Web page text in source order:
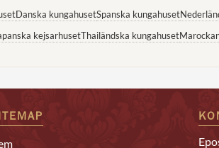
Danska kungahusetSpanska kungahuset
kejsarhusetThailändska kungahuset